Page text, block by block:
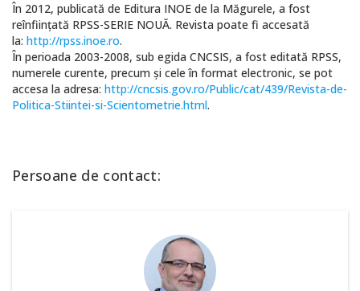
În 2012, publicată de Editura INOE de la Măgurele, a fost
reînfiinţată RPSS-SERIE NOUĂ. Revista poate fi accesată
la: http://rpss.inoe.ro.
În perioada 2003-2008, sub egida CNCSIS, a fost editată RPSS,
numerele curente, precum şi cele în format electronic, se pot
accesa la adresa: http://cncsis.gov.ro/Public/cat/439/Revista-de-
Politica-Stiintei-si-Scientometrie.html.
Persoane de contact: